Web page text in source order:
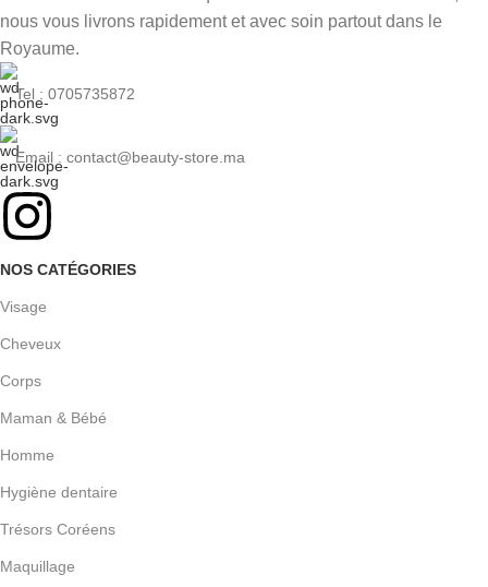
nous vous livrons rapidement et avec soin partout dans le
Royaume.
Tel : 0705735872
Email : contact@beauty-store.ma
NOS CATÉGORIES
Visage
Cheveux
Corps
Maman & Bébé
Homme
Hygiène dentaire
Trésors Coréens
Maquillage